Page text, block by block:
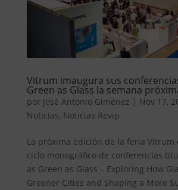
Vitrum imaugura sus
Green as Glass la semana
por José Antonio Giménez | Nov 17,
Noticias, Noticias Revip
La próxima edición de la feria Vitrum
ciclo monográfico de conferencias
as Green as Glass – Exploring How
Greener Cities and Shaping a More